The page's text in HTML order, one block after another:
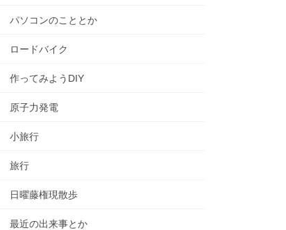
パソコンのこととか
ロードバイク
作ってみようDIY
原子力発電
小旅行
旅行
日曜藤権現散歩
最近の出来事とか